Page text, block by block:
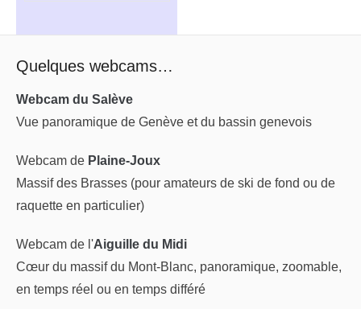
Quelques webcams…
Webcam du Salève
Vue panoramique de Genève et du bassin genevois
Webcam de Plaine-Joux
Massif des Brasses (pour amateurs de ski de fond ou de
raquette en particulier)
Webcam de l'Aiguille du Midi
Cœur du massif du Mont-Blanc, panoramique, zoomable,
en temps réel ou en temps différé